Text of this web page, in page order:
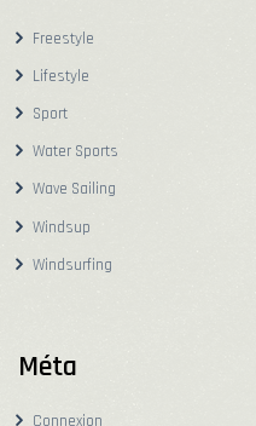
Freestyle
Lifestyle
Sport
Water Sports
Wave Sailing
Windsup
Windsurfing
Méta
Connexion